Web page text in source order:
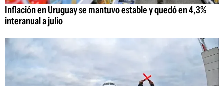
Inflación en Uruguay se mantuvo estable y quedó en 4,3%
interanual a julio